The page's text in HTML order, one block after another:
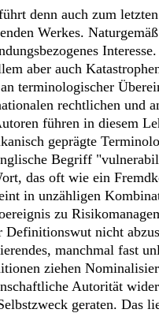
denn auch zum
Werkes.
aber auch
terminologischer
rechtlichen und
führen in diesem
geprägte
Begriff
das oft wie ein
in unzähligen
zu
Definitionswut nicht
manchmal fast
ziehen
Autorität
geraten. Das